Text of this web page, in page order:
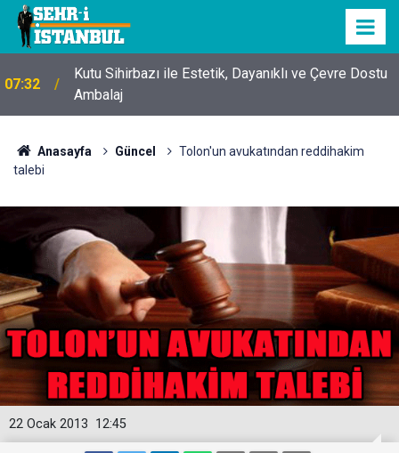
07:32
Kutu Sihirbazı ile Estetik, Dayanıklı ve Çevre Dostu
Ambalaj
Anasayfa Güncel
Tolon'un avukatından reddihakim
talebi
12:45
22 Ocak 2013